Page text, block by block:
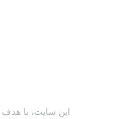
این سایت، با